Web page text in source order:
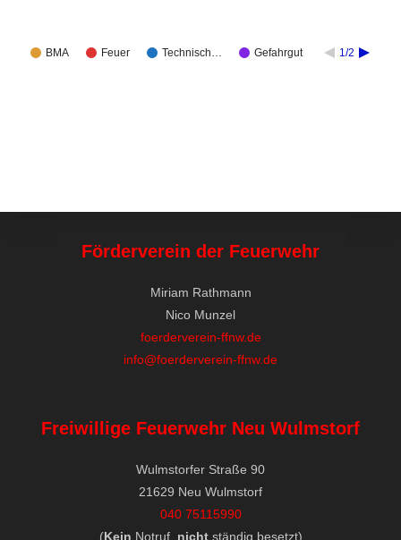
BMA Feuer Technisch… Gefahrgut 1/2
Förderverein der Feuerwehr
Miriam Rathmann
Nico Munzel
foerderverein-ffnw.de
info@foerderverein-ffnw.de
Freiwillige Feuerwehr Neu Wulmstorf
Wulmstorfer Straße 90
21629 Neu Wulmstorf
040 75115990
(Kein Notruf, nicht ständig besetzt)